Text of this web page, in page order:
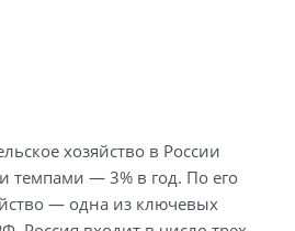
хозяйство в России
темпами — 3% в год. По его
— одна из ключевых